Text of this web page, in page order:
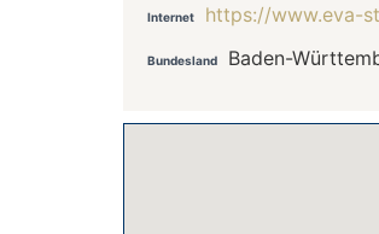
Internet https://www.eva-
Bundesland Baden-